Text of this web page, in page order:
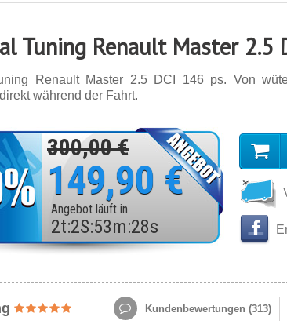
Tuning Renault Master 2.5
Renault Master 2.5 DCI 146 ps. Von
während der Fahrt.
300,00 €
149,90 €
Angebot läuft in
2t:2S:53m:26s
Kundenbewertungen (313)